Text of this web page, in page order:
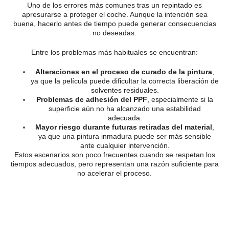
Uno de los errores más comunes tras un repintado es
apresurarse a proteger el coche. Aunque la intención sea
buena, hacerlo antes de tiempo puede generar consecuencias
no deseadas.
Entre los problemas más habituales se encuentran:
Alteraciones en el proceso de curado de la pintura
ya que la película puede dificultar la correcta liberación de
solventes residuales.
Problemas de adhesión del PPF , especialmente si la
superficie aún no ha alcanzado una estabilidad
adecuada.
Mayor riesgo durante futuras retiradas del material
ya que una pintura inmadura puede ser más sensible
ante cualquier intervención.
Estos escenarios son poco frecuentes cuando se respetan los
tiempos adecuados, pero representan una razón suficiente para
no acelerar el proceso.